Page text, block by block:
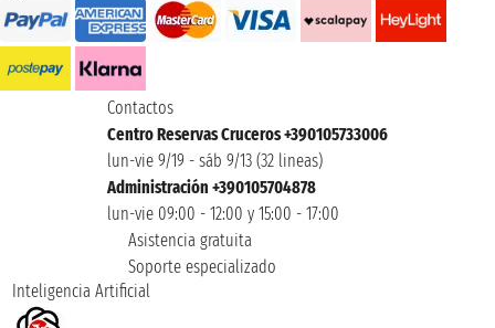
Contactos
Centro Reservas Cruceros +390105733006
lun-vie 9/19 - sáb 9/13 (32 lineas)
Administración +390105704878
lun-vie 09:00 - 12:00 y 15:00 - 17:00
Asistencia gratuita
Soporte especializado
Inteligencia Artificial